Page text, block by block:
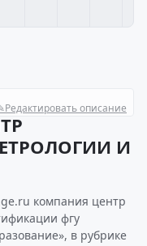
Редактировать описание
И
компания центр
фгу
в рубрике